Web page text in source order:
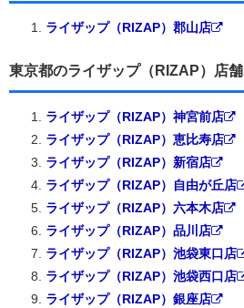
ライザップ（RIZAP）郡山店
東京都のライザップ（RIZAP）店舗
ライザップ（RIZAP）神宮前店
ライザップ（RIZAP）恵比寿店
ライザップ（RIZAP）新宿店
ライザップ（RIZAP）自由が丘店
ライザップ（RIZAP）六本木店
ライザップ（RIZAP）品川店
ライザップ（RIZAP）池袋東口店
ライザップ（RIZAP）池袋西口店
ライザップ（RIZAP）銀座店